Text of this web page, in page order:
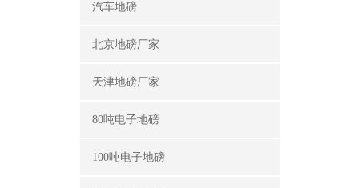
汽车地磅
北京地磅厂家
天津地磅厂家
80吨电子地磅
100吨电子地磅